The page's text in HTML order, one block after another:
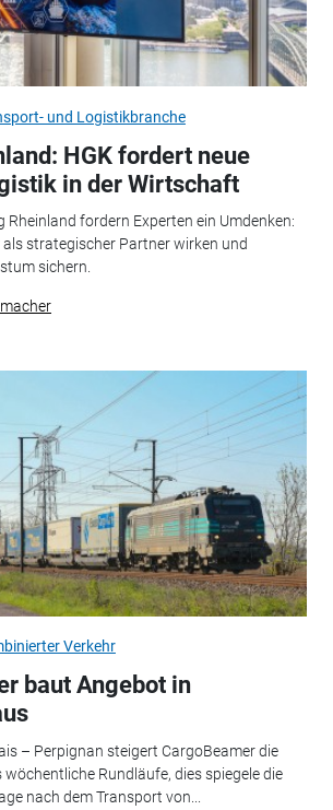
und Logistikbranche
HGK fordert neue
in der Wirtschaft
Rheinland fordern Experten ein Umdenken:
strategischer Partner wirken und
sichern.
Verkehr
baut Angebot in
– Perpignan steigert CargoBeamer die
wöchentliche Rundläufe, dies spiegele die
nach dem Transport von...